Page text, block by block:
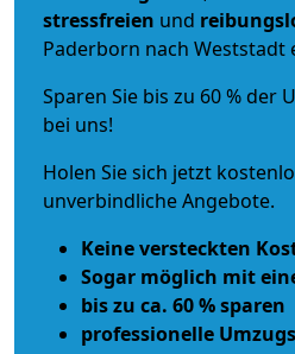
stressfreien und
Paderborn nach
Sparen Sie bis zu 60 % der
bei uns!
Holen Sie sich jetzt
unverbindliche Angebote.
Keine versteckten
Sogar möglich mit
bis zu ca. 60 % sparen
professionelle